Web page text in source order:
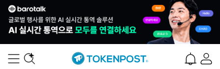
XRP (XRP) ₩1,456(+1.73%)
Solana (SOL) ₩105,133(+2.95%)